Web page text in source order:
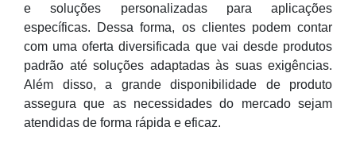
e soluções personalizadas para aplicações
específicas. Dessa forma, os clientes podem contar
com uma oferta diversificada que vai desde produtos
padrão até soluções adaptadas às suas exigências.
Além disso, a grande disponibilidade de produto
assegura que as necessidades do mercado sejam
atendidas de forma rápida e eficaz.